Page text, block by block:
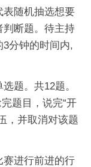
表随机抽选想要
判断题。待主持
3分钟的时间内,
题。共12题。
题目，说完“开
，并取消对该题
赛进行前进的行